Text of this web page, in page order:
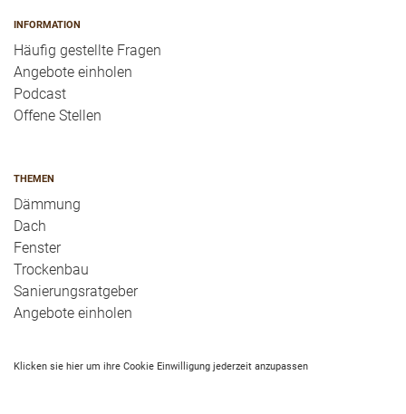
INFORMATION
Häufig gestellte Fragen
Angebote einholen
Podcast
Offene Stellen
THEMEN
Dämmung
Dach
Fenster
Trockenbau
Sanierungsratgeber
Angebote einholen
Klicken sie hier um ihre Cookie Einwilligung jederzeit anzupassen